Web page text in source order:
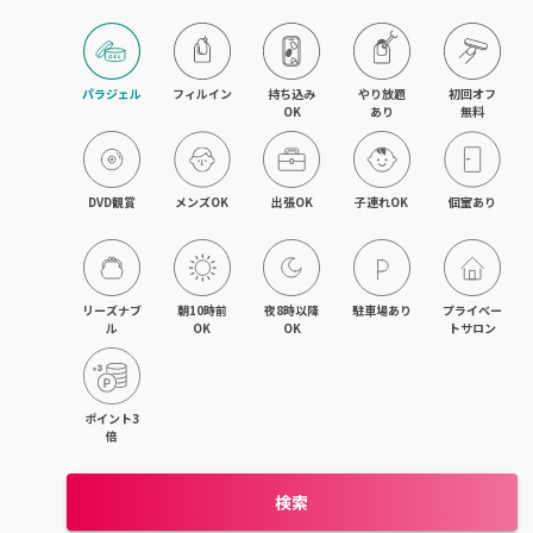
飯能・東飯能
春日部・岩槻
熊谷・行田
坂戸・若葉・鶴ヶ島
上尾・桶川・鴻巣
久喜・幸手・蓮田
パラジェル フィルイン
持ち込み
OK
やり放題
あり
初回オフ
無料
DVD観賞 メンズOK 出張OK 子連れOK 個室あり
リーズナブ
ル
朝10時前
OK
夜8時以降
OK
駐車場あり
プライベー
トサロン
ポイント3
倍
検索